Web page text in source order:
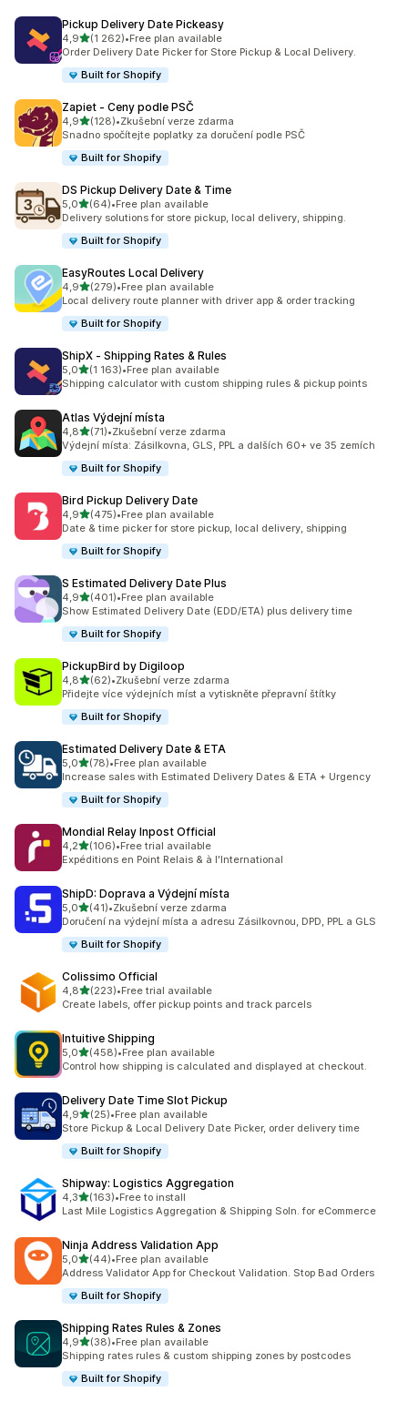
Pickup Delivery Date Pickeasy
4,9z 5 hvězd
(1 262)
Celkový počet recenzí: 1262
•Free plan available
Order Delivery Date Picker for Store Pickup & Local Delivery.
Built for Shopify
Zapiet ‑ Ceny podle PSČ
4,9z 5 hvězd
(128)
Celkový počet recenzí: 128
•Zkušební verze zdarma
Snadno spočítejte poplatky za doručení podle PSČ
Built for Shopify
DS Pickup Delivery Date & Time
5,0z 5 hvězd
(64)
Celkový počet recenzí: 64
•Free plan available
Delivery solutions for store pickup, local delivery, shipping.
Built for Shopify
EasyRoutes Local Delivery
4,9z 5 hvězd
(279)
Celkový počet recenzí: 279
•Free plan available
Local delivery route planner with driver app & order tracking
Built for Shopify
ShipX ‑ Shipping Rates & Rules
5,0z 5 hvězd
(1 163)
Celkový počet recenzí: 1163
•Free plan available
Shipping calculator with custom shipping rules & pickup points
Atlas Výdejní místa
4,8z 5 hvězd
(71)
Celkový počet recenzí: 71
•Zkušební verze zdarma
Výdejní místa: Zásilkovna, GLS, PPL a dalších 60+ ve 35 zemích
Built for Shopify
Bird Pickup Delivery Date
4,9z 5 hvězd
(475)
Celkový počet recenzí: 475
•Free plan available
Date & time picker for store pickup, local delivery, shipping
Built for Shopify
S Estimated Delivery Date Plus
4,9z 5 hvězd
(401)
Celkový počet recenzí: 401
•Free plan available
Show Estimated Delivery Date (EDD/ETA) plus delivery time
Built for Shopify
PickupBird by Digiloop
4,8z 5 hvězd
(62)
Celkový počet recenzí: 62
•Zkušební verze zdarma
Přidejte více výdejních míst a vytiskněte přepravní štítky
Built for Shopify
Estimated Delivery Date & ETA
5,0z 5 hvězd
(78)
Celkový počet recenzí: 78
•Free plan available
Increase sales with Estimated Delivery Dates & ETA + Urgency
Built for Shopify
Mondial Relay Inpost Official
4,2z 5 hvězd
(106)
Celkový počet recenzí: 106
•Free trial available
Expéditions en Point Relais & à l'International
ShipD: Doprava a Výdejní místa
5,0z 5 hvězd
(41)
Celkový počet recenzí: 41
•Zkušební verze zdarma
Doručení na výdejní místa a adresu Zásilkovnou, DPD, PPL a GLS
Built for Shopify
Colissimo Official
4,8z 5 hvězd
(223)
Celkový počet recenzí: 223
•Free trial available
Create labels, offer pickup points and track parcels
Intuitive Shipping
5,0z 5 hvězd
(458)
Celkový počet recenzí: 458
•Free plan available
Control how shipping is calculated and displayed at checkout.
Delivery Date Time Slot Pickup
4,9z 5 hvězd
(25)
Celkový počet recenzí: 25
•Free plan available
Store Pickup & Local Delivery Date Picker, order delivery time
Built for Shopify
Shipway: Logistics Aggregation
4,3z 5 hvězd
(163)
Celkový počet recenzí: 163
•Free to install
Last Mile Logistics Aggregation & Shipping Soln. for eCommerce
Ninja Address Validation App
5,0z 5 hvězd
(44)
Celkový počet recenzí: 44
•Free plan available
Address Validator App for Checkout Validation. Stop Bad Orders
Built for Shopify
Shipping Rates Rules & Zones
4,9z 5 hvězd
(38)
Celkový počet recenzí: 38
•Free plan available
Shipping rates rules & custom shipping zones by postcodes
Built for Shopify